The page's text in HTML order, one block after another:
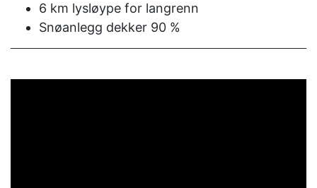
6 km lysløype for langrenn
Snøanlegg dekker 90 %